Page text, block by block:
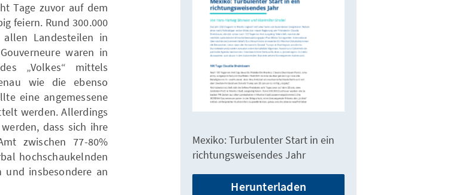
Tage zuvor auf dem
feiern. Rund 300.000
Landesteilen in
waren in
„Volkes“ mittels
wie die ebenso
eine angemessene
werden. Allerdings
dass sich ihre
zwischen 77-80%
hochschaukelnden
und insbesondere an
Mexiko: Turbulenter Start in ein
richtungsweisendes Jahr
Herunterladen